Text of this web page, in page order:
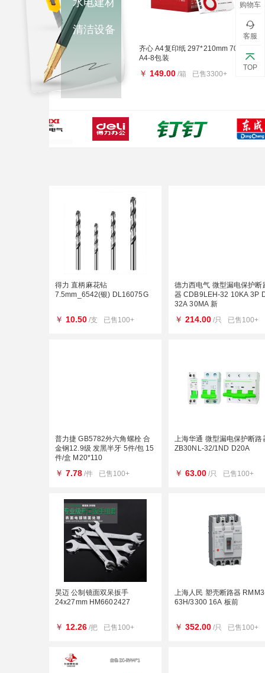
购物车
客服
TOP
水电建材
清洁设备
齐心 A4复印纸 297*210mm 70g-
A4-8包装
￥ 149.00 /箱 已售3300+
得力 直柄麻花钻
7.5mm_6542(银) DL16075G
￥ 10.50 /支 已售100+
德力西电气 微型漏电保护断
器 CDB9LEH-32 10KA 3P D型
32A 30MA 新
￥ 214.00 /只 已售100+
普力捷 GB5782外六角螺栓 合
金钢12.9级 发黑半牙 5件/包 15
件/盒 M20*110
￥ 7.78 /件 已售100+
上海华通 微型漏电保护断路
ZB30NL-32/1ND D20A
￥ 63.00 /只 已售100+
昊迈 公制镜面双呆扳手
24x27mm HM6602427
￥ 12.26 /把 已售100+
上海人民 塑壳断路器 RMM3-
63H/3300 16A 板前
￥ 352.00 /只 已售100+